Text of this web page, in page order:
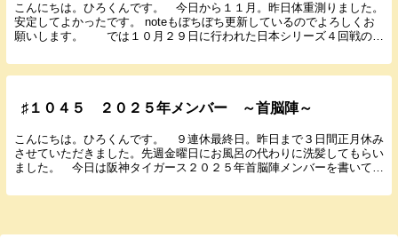
こんにちは。ひろくんです。 今日から１１月。昨日体重測りました。
安定してよかったです。 noteもぼちぼち更新しているのでよろしくお
願いします。 では１０月２９日に行われた日本シリーズ４回戦の結
♯１０４５ ２０２５年メンバー ～首脳陣～
こんにちは。ひろくんです。 ９連休最終日。昨日まで３日間正月休み
させていただきました。先週金曜日にお風呂の代わりに洗髪してもらい
ました。 今日は阪神タイガース２０２５年首脳陣メンバーを書いてい